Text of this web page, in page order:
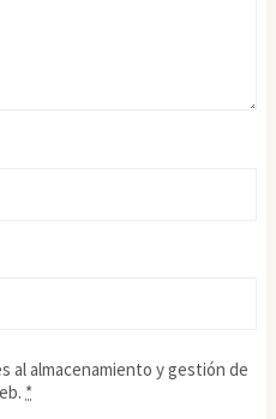
al almacenamiento y gestión de
*